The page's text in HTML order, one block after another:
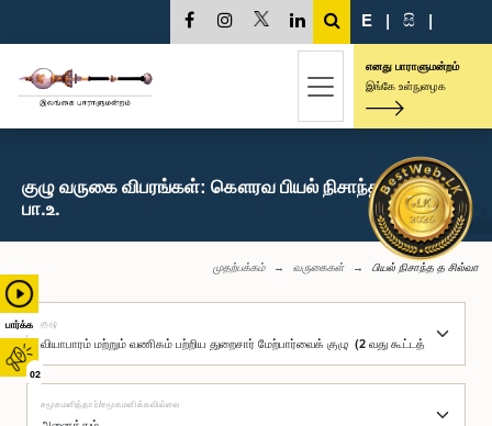
பார்க்க
02
E | සි |
எனது பாராளுமன்றம்
இங்கே உள்நுழைக
குழு வருகை விபரங்கள்: கௌரவ பியல் நிசாந்த த சில்வா,
பா.உ.
முதற்பக்கம் வருகைகள் பியல் நிசாந்த த சில்வா
குழு
சமூகமளித்தார்/சமூகமளிக்கவில்லை